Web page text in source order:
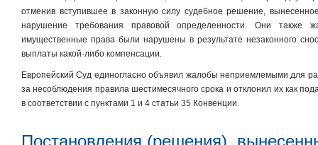
отменив вступившее в законную силу судебное решение,
нарушение требования правовой определенности. Они также
имущественные права были нарушены в результате незаконного
выплаты какой-либо компенсации.
Европейский Суд единогласно объявил жалобы неприемлемыми для
за несоблюдения правила шестимесячного срока и отклонил их как
в соответствии с пунктами 1 и 4 статьи 35 Конвенции.
Постановления (решения),